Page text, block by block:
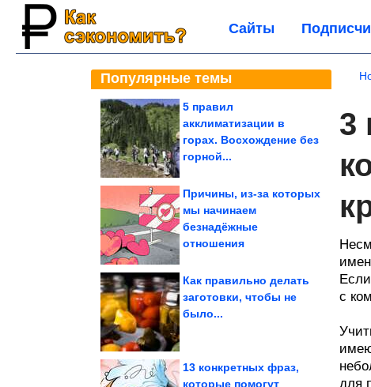
Сайты
Популярные темы
5 правил
акклиматизации в
горах. Восхождение без
горной...
Причины, из-за которых
мы начинаем
безнадёжные
отношения
Как правильно делать
заготовки, чтобы не
было...
13 конкретных фраз,
которые помогут
3
с
для